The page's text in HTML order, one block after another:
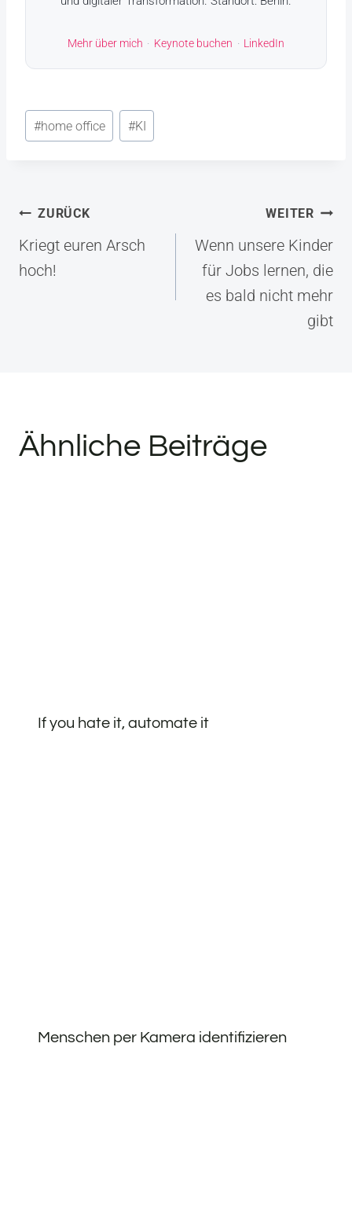
Mehr über mich · Keynote buchen · LinkedIn
Schlagworte:
#home office #KI
Beitragsnavigation
ZURÜCK
Kriegt euren Arsch
hoch!
WEITER
Wenn unsere Kinder
für Jobs lernen, die
es bald nicht mehr
gibt
Ähnliche Beiträge
If you hate it, automate it
Menschen per Kamera identifizieren